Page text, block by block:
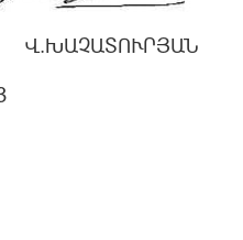
Վ.ԽԱՉԱՏՈՒՐՅԱՆ